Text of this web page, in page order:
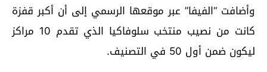
وأضافت “الفيفا” عبر موقعها الرسمي إلى أن أكبر قفزة
كانت من نصيب منتخب سلوفاكيا الذي تقدم 10 مراكز
ليكون ضمن أول 50 في التصنيف.